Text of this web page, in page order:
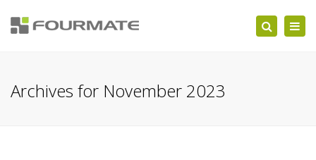
Search
Archives for November 2023